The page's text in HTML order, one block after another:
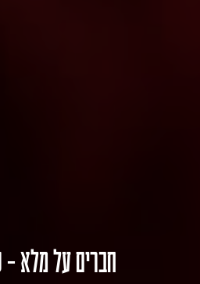
חברים על מלא –